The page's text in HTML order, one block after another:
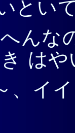
とい
へん
き は
、イ